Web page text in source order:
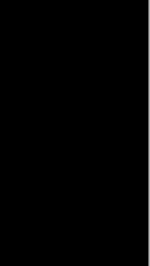
con enlaces a
catálogo de
También puedes
prioridad y te
y general